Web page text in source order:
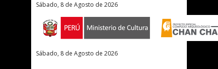
Sábado, 8 de Agosto de 2026
Sábado, 8 de Agosto de 2026